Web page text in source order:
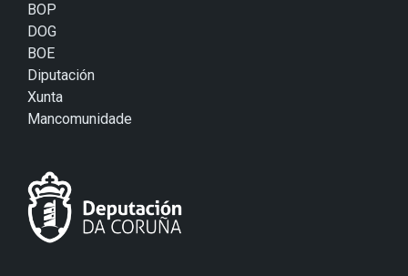
BOP
DOG
BOE
Diputación
Xunta
Mancomunidade